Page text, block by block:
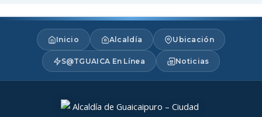
Inicio Alcaldía Ubicación
S@TGUAICA En Línea Noticias